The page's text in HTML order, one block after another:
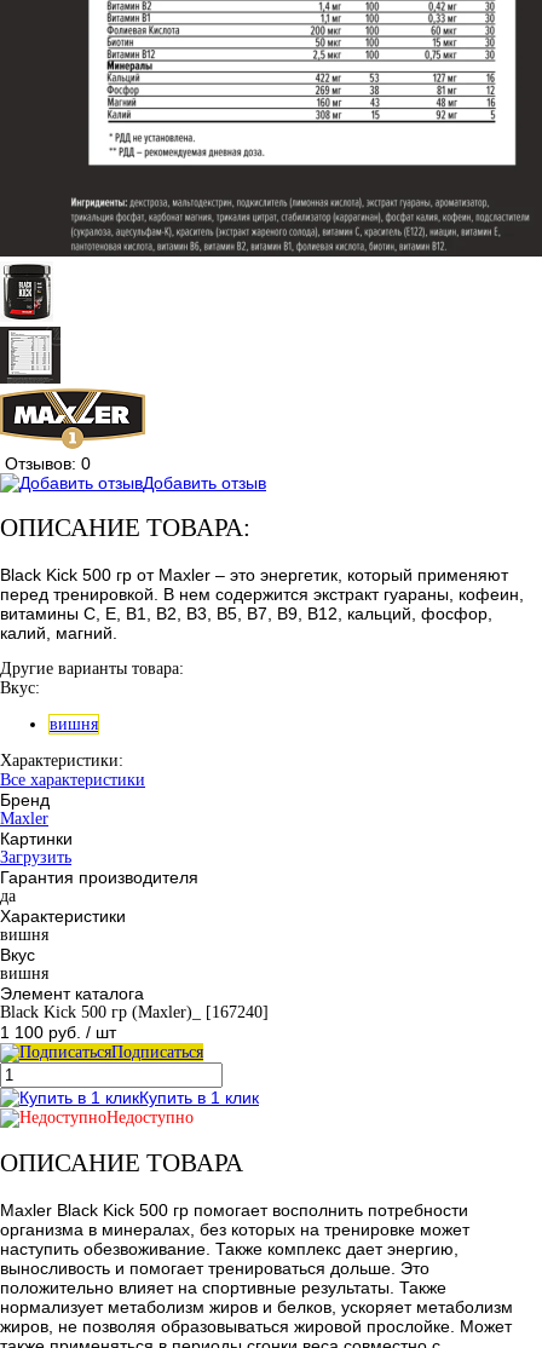
Отзывов: 0
Добавить отзыв
ОПИСАНИЕ ТОВАРА:
Black Kick 500 гр от Maxler – это энергетик, который применяют
перед тренировкой. В нем содержится экстракт гуараны, кофеин,
витамины С, Е, В1, В2, В3, В5, В7, В9, В12, кальций, фосфор,
калий, магний.
Другие варианты товара:
Вкус:
вишня
Характеристики:
Все характеристики
Бренд
Maxler
Картинки
Загрузить
Гарантия производителя
да
Характеристики
вишня
Вкус
вишня
Элемент каталога
Black Kick 500 гр (Maxler)_ [167240]
1 100 руб. / шт
Подписаться
Купить в 1 клик
Недоступно
ОПИСАНИЕ ТОВАРА
Maxler Black Kick 500 гр помогает восполнить потребности
организма в минералах, без которых на тренировке может
наступить обезвоживание. Также комплекс дает энергию,
выносливость и помогает тренироваться дольше. Это
положительно влияет на спортивные результаты. Также
нормализует метаболизм жиров и белков, ускоряет метаболизм
жиров, не позволяя образовываться жировой прослойке. Может